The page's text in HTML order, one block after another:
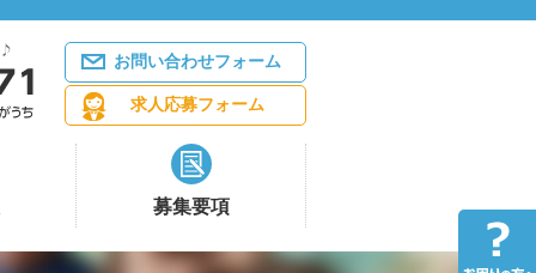
お問い合わせフォーム
求人応募フォーム
募集要項